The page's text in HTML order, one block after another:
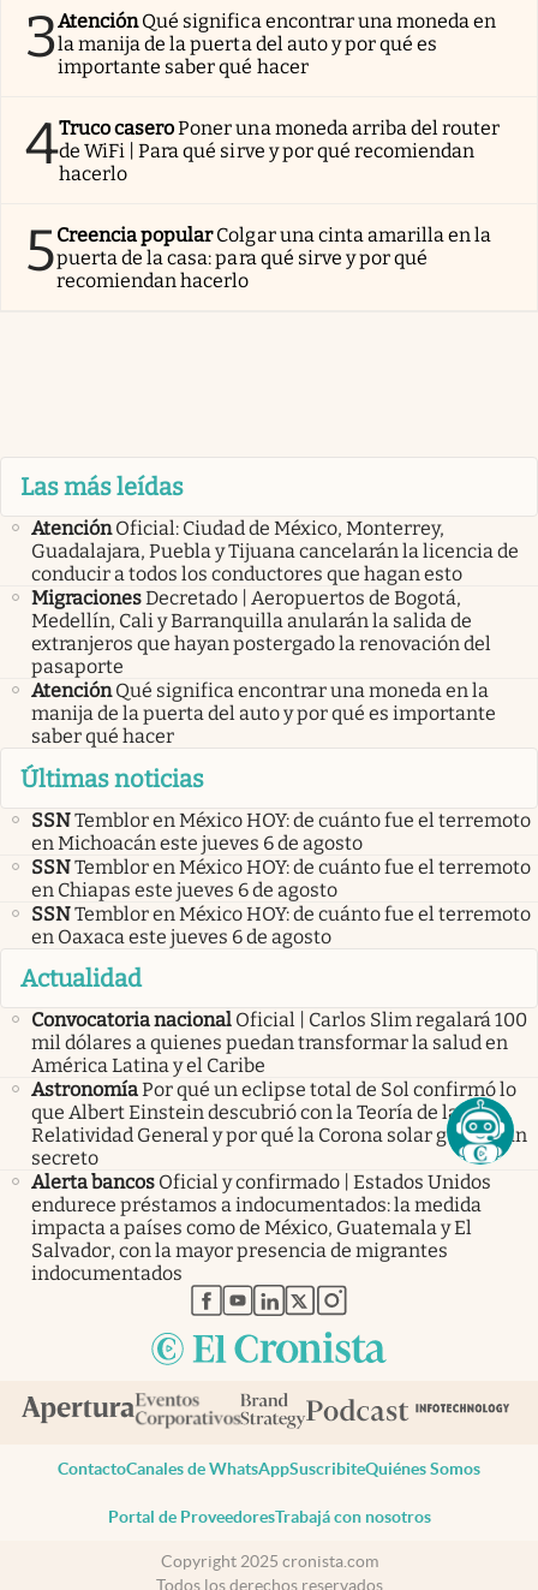
3AtenciónQué significa encontrar una moneda en
la manija de la puerta del auto y por qué es
importante saber qué hacer
4Truco caseroPoner una moneda arriba del router
de WiFi | Para qué sirve y por qué recomiendan
hacerlo
5Creencia popularColgar una cinta amarilla en la
puerta de la casa: para qué sirve y por qué
recomiendan hacerlo
Las más leídas
Atención Oficial: Ciudad de México, Monterrey,
Guadalajara, Puebla y Tijuana cancelarán la licencia de
conducir a todos los conductores que hagan esto
MigracionesDecretado | Aeropuertos de Bogotá,
Medellín, Cali y Barranquilla anularán la salida de
extranjeros que hayan postergado la renovación del
pasaporte
Atención Qué significa encontrar una moneda en la
manija de la puerta del auto y por qué es importante
saber qué hacer
Últimas noticias
SSNTemblor en México HOY: de cuánto fue el terremoto
en Michoacán este jueves 6 de agosto
SSNTemblor en México HOY: de cuánto fue el terremoto
en Chiapas este jueves 6 de agosto
SSNTemblor en México HOY: de cuánto fue el terremoto
en Oaxaca este jueves 6 de agosto
Actualidad
Convocatoria nacional Oficial | Carlos Slim regalará 100
mil dólares a quienes puedan transformar la salud en
América Latina y el Caribe
AstronomíaPor qué un eclipse total de Sol confirmó lo
que Albert Einstein descubrió con la Teoría de la
Relatividad General y por qué la Corona solar guarda un
secreto
Alerta bancos Oficial y confirmado | Estados Unidos
endurece préstamos a indocumentados: la medida
impacta a países como de México, Guatemala y El
Salvador, con la mayor presencia de migrantes
indocumentados
abre en nueva pestaña
abre en nueva pestaña
abre en nueva pestaña
abre en nueva pestaña
abre en nueva pestaña
ContactoCanales de WhatsAppSuscribiteQuiénes Somos
Portal de ProveedoresTrabajá con nosotros
Copyright 2025 cronista.com
Todos los derechos reservados